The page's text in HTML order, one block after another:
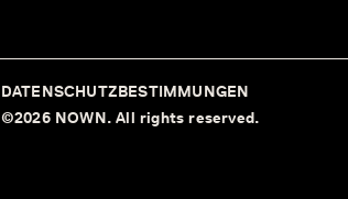
DATENSCHUTZBESTIMMUNGEN
©2026 NOWN. All rights reserved.